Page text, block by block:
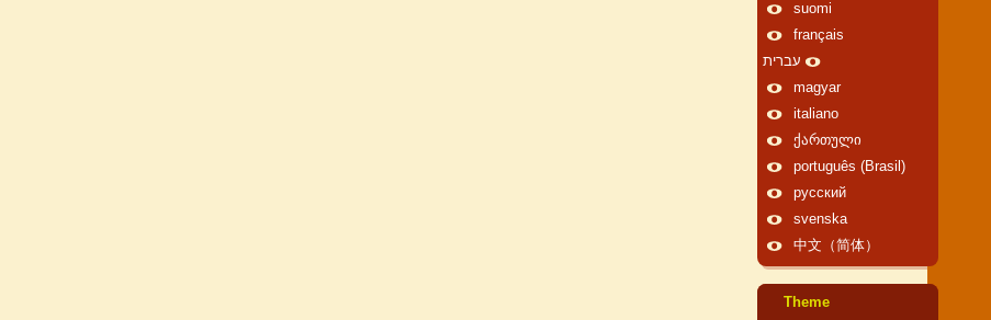
suomi
français
עברית
magyar
italiano
ქართული
português (Brasil)
русский
svenska
中文（简体）
Theme